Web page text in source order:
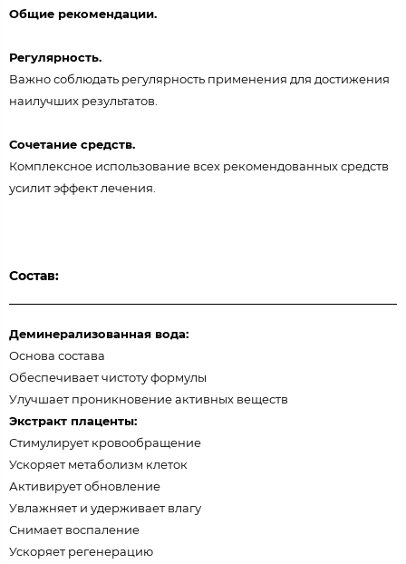
Общие рекомендации.
Регулярность.
Важно соблюдать регулярность применения для достижения
наилучших результатов.
Сочетание средств.
Комплексное использование всех рекомендованных средств
усилит эффект лечения.
Состав:
Деминерализованная вода:
Основа состава
Обеспечивает чистоту формулы
Улучшает проникновение активных веществ
Экстракт плаценты:
Стимулирует кровообращение
Ускоряет метаболизм клеток
Активирует обновление
Увлажняет и удерживает влагу
Снимает воспаление
Ускоряет регенерацию